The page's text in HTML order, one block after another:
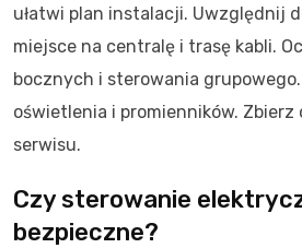
ułatwi plan instalacji. Uwzględnij
miejsce na centralę i trasę kabli.
bocznych i sterowania
oświetlenia i promienników.
serwisu.
Czy sterowanie
bezpieczne?